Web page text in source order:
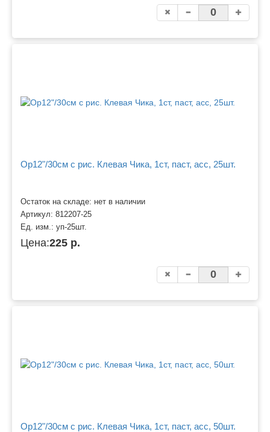
Ор12"/30см с рис. Клевая Чика, 1ст, паст, асс, 25шт.
Остаток на складе: нет в наличии
Артикул: 812207-25
Ед. изм.: уп-25шт.
Цена:225 р.
Ор12"/30см с рис. Клевая Чика, 1ст, паст, асс, 50шт.